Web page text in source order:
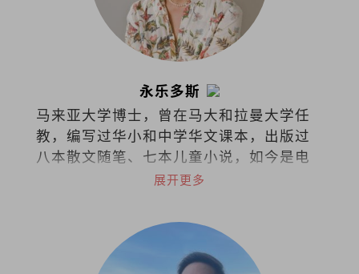
永乐多斯
马来亚大学博士，曾在马大和拉曼大学任
教，编写过华小和中学华文课本，出版过
八本散文随笔、七本儿童小说，如今是电
台节目《思想泉源》主持人。
展开更多